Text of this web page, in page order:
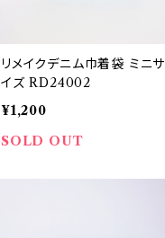
リメイクデニム巾着袋 ミニサ
イズ RD24002
¥1,200
SOLD OUT